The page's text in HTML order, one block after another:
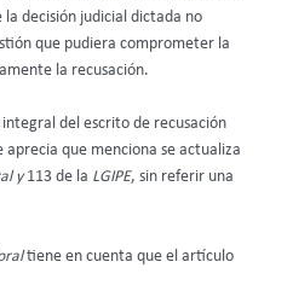
decisión judicial dictada no
que pudiera comprometer la
la recusación.
integral del escrito de recusación
aprecia que menciona se actualiza
y113 de la LGIPE, sin referir una
tiene en cuenta que el artículo